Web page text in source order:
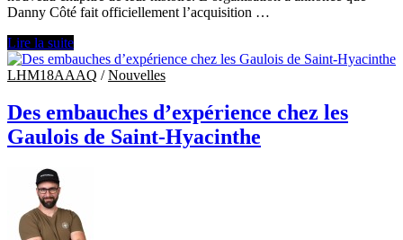
Danny Côté fait officiellement l’acquisition …
Danny
Côté
devient
des
Grenadiers
de
Lire la suite
LHM18AAAQ /Nouvelles
Des embauches d’expérience chez les
Gaulois de Saint-Hyacinthe